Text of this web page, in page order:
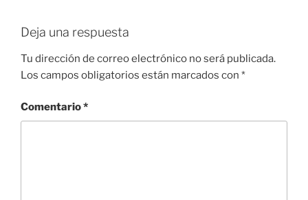
Deja una respuesta
Tu dirección de correo electrónico no será publicada.
Los campos obligatorios están marcados con *
Comentario*